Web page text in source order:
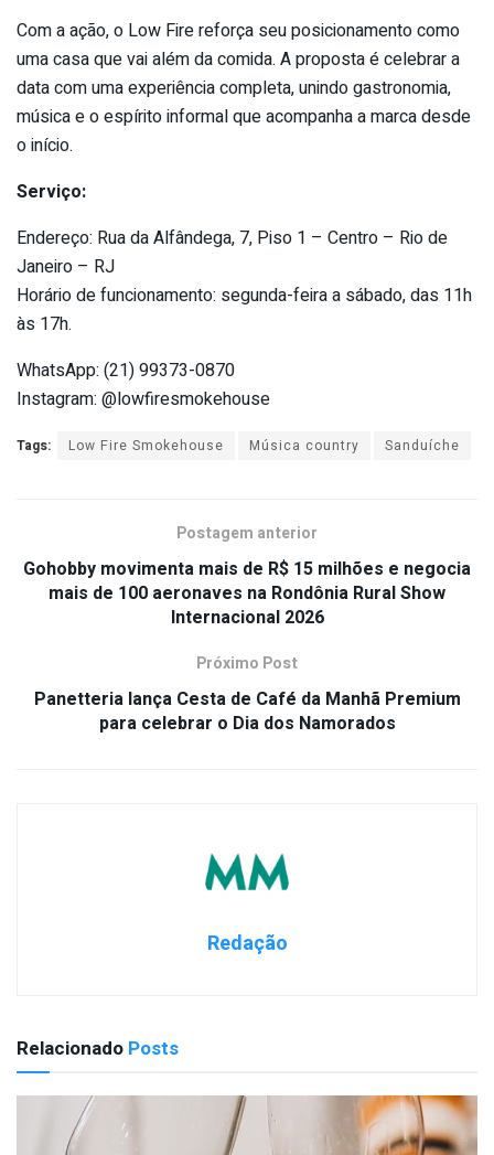
Com a ação, o Low Fire reforça seu posicionamento como
uma casa que vai além da comida. A proposta é celebrar a
data com uma experiência completa, unindo gastronomia,
música e o espírito informal que acompanha a marca desde
o início.
Serviço:
Endereço: Rua da Alfândega, 7, Piso 1 – Centro – Rio de
Janeiro – RJ
Horário de funcionamento: segunda-feira a sábado, das 11h
às 17h.
WhatsApp: (21) 99373-0870
Instagram: @lowfiresmokehouse
Tags: Low Fire Smokehouse Música country Sanduíche
Postagem anterior
Gohobby movimenta mais de R$ 15 milhões e negocia
mais de 100 aeronaves na Rondônia Rural Show
Internacional 2026
Próximo Post
Panetteria lança Cesta de Café da Manhã Premium
para celebrar o Dia dos Namorados
Redação
Relacionado Posts